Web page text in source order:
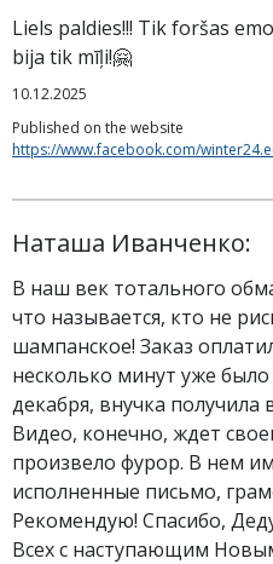
Liels paldies!!! Tik foršas
bija tik mīļi!🤗
10.12.2025
Published on the website
https://www.facebook.com/
Наташа Иванченко:
В наш век тотального
что называется, кто не
шампанское! Заказ
несколько минут уже было
декабря, внучка получила
Видео, конечно, ждет
произвело фурор. В нем
исполненные письмо,
Рекомендую! Спасибо,
Всех с наступающим